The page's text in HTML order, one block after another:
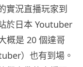
實況直播玩家到
於日本 Youtuber
概是 20 個達哥
）也有到場。